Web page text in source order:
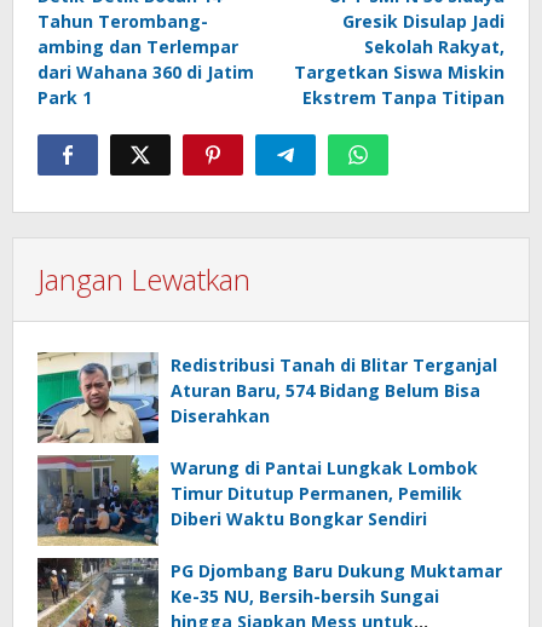
Tahun Terombang-
ambing dan Terlempar
dari Wahana 360 di Jatim
Park 1
Gresik Disulap Jadi
Sekolah Rakyat,
Targetkan Siswa Miskin
Ekstrem Tanpa Titipan
Jangan Lewatkan
Redistribusi Tanah di Blitar Terganjal
Aturan Baru, 574 Bidang Belum Bisa
Diserahkan
Warung di Pantai Lungkak Lombok
Timur Ditutup Permanen, Pemilik
Diberi Waktu Bongkar Sendiri
PG Djombang Baru Dukung Muktamar
Ke-35 NU, Bersih-bersih Sungai
hingga Siapkan Mess untuk